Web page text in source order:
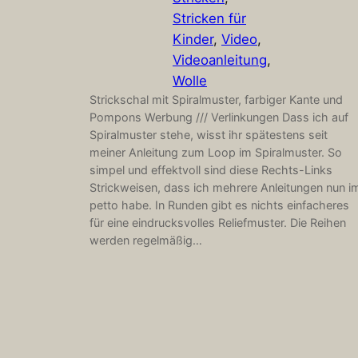
Stricken für
Kinder, Video
Videoanleitung
Wolle
Strickschal mit Spiralmuster, farbiger Kante und
Pompons Werbung /// Verlinkungen Dass ich auf
Spiralmuster stehe, wisst ihr spätestens seit
meiner Anleitung zum Loop im Spiralmuster. So
simpel und effektvoll sind diese Rechts-Links
Strickweisen, dass ich mehrere Anleitungen nun
petto habe. In Runden gibt es nichts einfacheres
für eine eindrucksvolles Reliefmuster. Die Reihen
werden regelmäßig…